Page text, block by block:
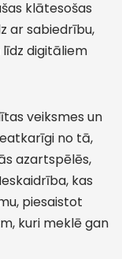
klātesošas
ar sabiedrību,
digitāliem
veiksmes un
no tā,
azartspēlēs,
kas
piesaistot
kuri meklē gan